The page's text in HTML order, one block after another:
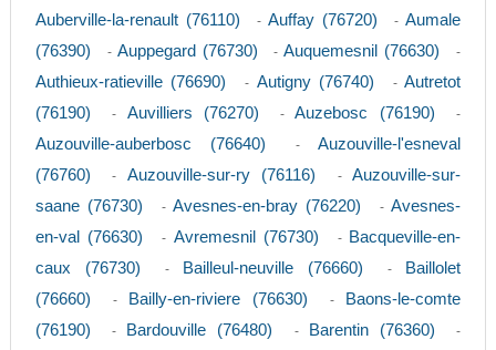
Auberville-la-renault (76110) - Auffay (76720) -Aumale
(76390)
- Auppegard (76730) -Auquemesnil (76630) -
Authieux-ratieville (76690) - Autigny (76740) -Autretot
(76190)
- Auvilliers (76270) -Auzebosc (76190) -
Auzouville-auberbosc (76640) -Auzouville-l'esneval
(76760)
- Auzouville-sur-ry (76116) -Auzouville-sur-
saane (76730)
-Avesnes-en-bray (76220) -Avesnes-
en-val (76630)
- Avremesnil (76730) - Bacqueville-en-
caux (76730)
- Bailleul-neuville (76660) -
Baillolet
(76660)
- Bailly-en-riviere (76630) -
Baons-le-comte
(76190)
- Bardouville (76480) - Barentin (76360) -